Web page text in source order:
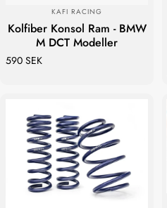
LEVERANTÖR:
KAFI RACING
Kolfiber Konsol Ram - BMW
M DCT Modeller
590 SEK